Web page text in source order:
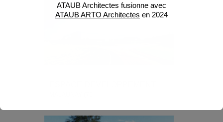
ATAUB Architectes fusionne avec
ATAUB ARTO Architectes en 2024